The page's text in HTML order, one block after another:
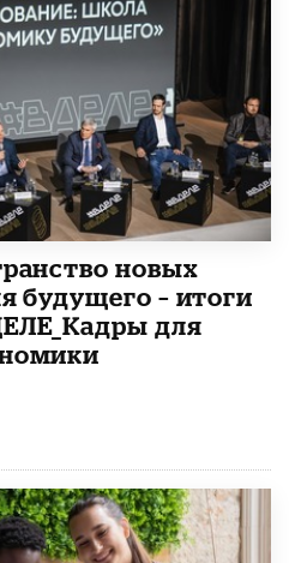
новых
будущего – итоги
для